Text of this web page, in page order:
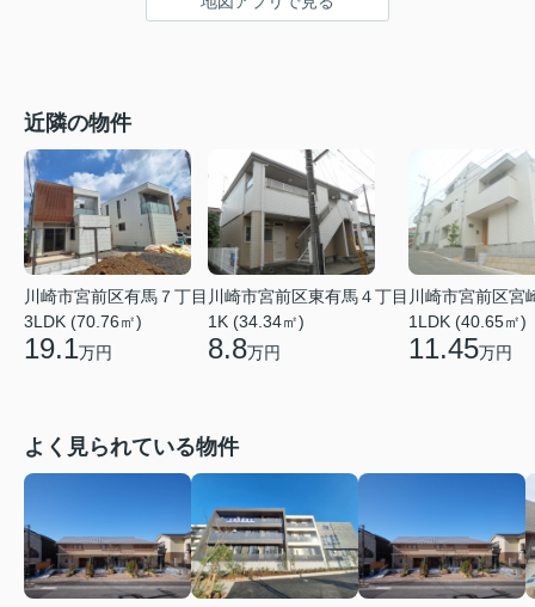
近隣の物件
川崎市宮前区有馬７丁目
3LDK (70.76㎡)
19.1万円
川崎市宮前区東有馬４丁目
1K (34.34㎡)
8.8万円
川崎市宮前区宮
1LDK (40.65㎡)
11.45万円
よく見られている物件